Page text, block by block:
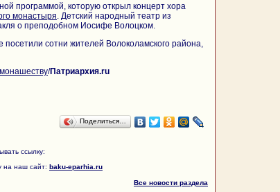
программой, которую открыл концерт хора
монастыря. Детский народный театр из
о преподобном Иосифе Волоцком.
сотни жителей Волоколамского района,
/Патриархия.ru
Поделиться…
ссылку:
на наш сайт: baku-eparhia.ru
Все новости раздела